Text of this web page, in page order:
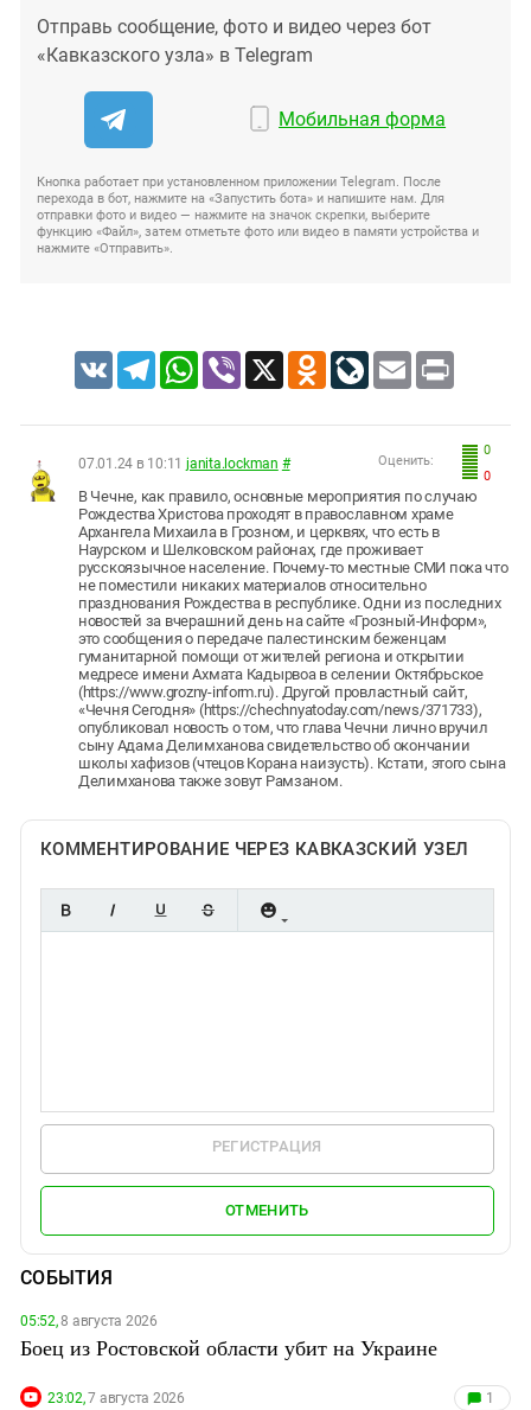
Отправь сообщение, фото и видео через бот
«Кавказского узла» в Telegram
Мобильная форма
Кнопка работает при установленном приложении Telegram. После
перехода в бот, нажмите на «Запустить бота» и напишите нам. Для
отправки фото и видео — нажмите на значок скрепки, выберите
функцию «Файл», затем отметьте фото или видео в памяти устройства и
нажмите «Отправить».
VK TelegramWhatsApp
Viber X Odnoklassniki
LiveJournal
Email Print
0
0
Оценить:
07.01.24 в 10:11 janita.lockman #
В Чечне, как правило, основные мероприятия по случаю
Рождества Христова проходят в православном храме
Архангела Михаила в Грозном, и церквях, что есть в
Наурском и Шелковском районах, где проживает
русскоязычное население. Почему-то местные СМИ пока что
не поместили никаких материалов относительно
празднования Рождества в республике. Одни из последних
новостей за вчерашний день на сайте «Грозный-Информ»,
это сообщения о передаче палестинским беженцам
гуманитарной помощи от жителей региона и открытии
медресе имени Ахмата Кадырвоа в селении Октябрьское
(https://www.grozny-inform.ru). Другой провластный сайт,
«Чечня Сегодня» (https://chechnyatoday.com/news/371733),
опубликовал новость о том, что глава Чечни лично вручил
сыну Адама Делимханова свидетельство об окончании
школы хафизов (чтецов Корана наизусть). Кстати, этого сына
Делимханова также зовут Рамзаном.
КОММЕНТИРОВАНИЕ ЧЕРЕЗ КАВКАЗСКИЙ УЗЕЛ
РЕГИСТРАЦИЯ
ОТМЕНИТЬ
СОБЫТИЯ
05:52,8 августа 2026
Боец из Ростовской области убит на Украине
23:02,7 августа 2026 1